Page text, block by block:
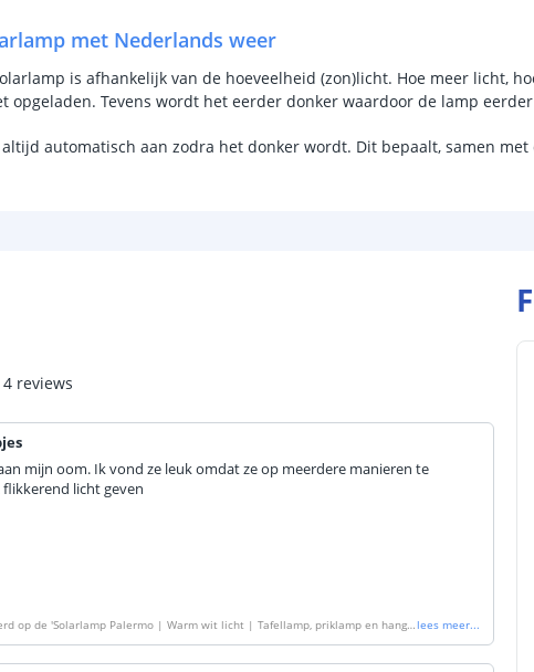
met Nederlands weer
is afhankelijk van de hoeveelheid (zon)licht. Hoe meer
opgeladen. Tevens wordt het eerder donker waardoor de lamp
automatisch aan zodra het donker wordt. Dit bepaalt, samen
4 reviews
mijn oom. Ik vond ze leuk omdat ze op meerdere manieren te
licht geven
op de 'Solarlamp Palermo | Warm wit licht | Tafellamp, priklamp en hanglalees meer...